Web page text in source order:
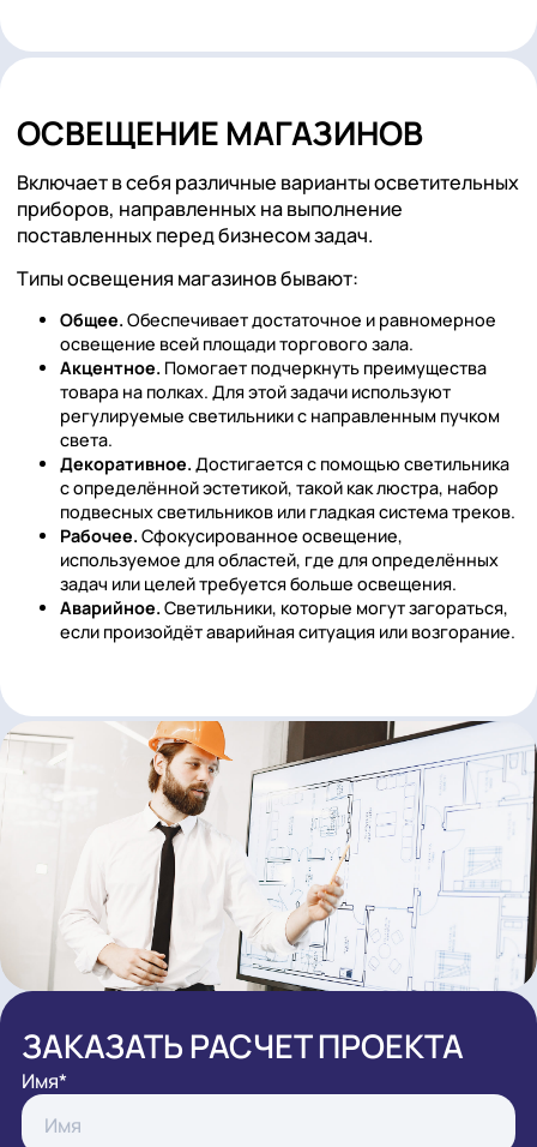
ДЕТСКИЕ ТОВАРЫ
БЫТОВАЯ ТЕХНИКА
ОСВЕЩЕНИЕ МАГАЗИНОВ
Включает в себя различные варианты
приборов, направленных на выполнение
поставленных перед бизнесом задач.
Типы освещения магазинов бывают:
Общее.Обеспечивает достаточное и
освещение всей площади торгового зала.
Акцентное.Помогает подчеркнуть
товара на полках. Для этой задачи используют
Декоративное.Достигается с помощью
с определённой эстетикой, такой как люстра,
подвесных светильников или гладкая система
Рабочее.Сфокусированное освещение,
используемое для областей, где для
задач или целей требуется больше освещения.
Аварийное.
Светильники, которые могут
если произойдёт аварийная ситуация или